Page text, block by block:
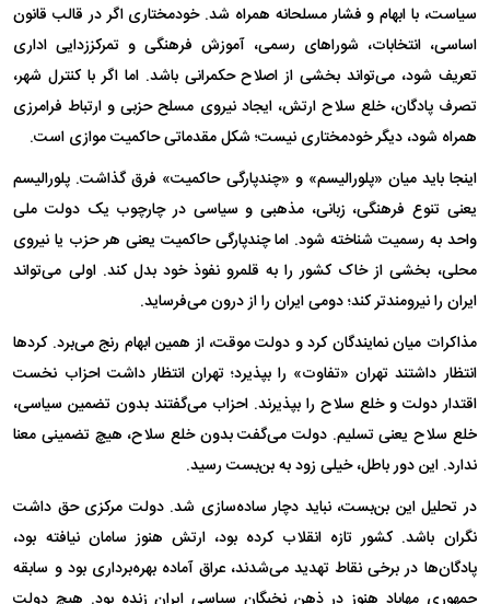
سیاست، با ابهام و فشار مسلحانه همراه شد. خودمختاری اگر در قالب قانون
اساسی، انتخابات، شورا‌های رسمی، آموزش فرهنگی و تمرکززدایی اداری
تعریف شود، می‌تواند بخشی از اصلاح حکمرانی باشد. اما اگر با کنترل شهر،
تصرف پادگان، خلع سلاح ارتش، ایجاد نیروی مسلح حزبی و ارتباط فرامرزی
همراه شود، دیگر خودمختاری نیست؛ شکل مقدماتی حاکمیت موازی است.
اینجا باید میان «پلورالیسم» و «چندپارگی حاکمیت» فرق گذاشت. پلورالیسم
یعنی تنوع فرهنگی، زبانی، مذهبی و سیاسی در چارچوب یک دولت ملی
واحد به رسمیت شناخته شود. اما چندپارگی حاکمیت یعنی هر حزب یا نیروی
محلی، بخشی از خاک کشور را به قلمرو نفوذ خود بدل کند. اولی می‌تواند
ایران را نیرومندتر کند؛ دومی ایران را از درون می‌فرساید.
مذاکرات میان نمایندگان کرد و دولت موقت، از همین ابهام رنج می‌برد. کرد‌ها
انتظار داشتند تهران «تفاوت» را بپذیرد؛ تهران انتظار داشت احزاب نخست
اقتدار دولت و خلع سلاح را بپذیرند. احزاب می‌گفتند بدون تضمین سیاسی،
خلع سلاح یعنی تسلیم. دولت می‌گفت بدون خلع سلاح، هیچ تضمینی معنا
ندارد. این دور باطل، خیلی زود به بن‌بست رسید.
در تحلیل این بن‌بست، نباید دچار ساده‌سازی شد. دولت مرکزی حق داشت
نگران باشد. کشور تازه انقلاب کرده بود، ارتش هنوز سامان نیافته بود،
پادگان‌ها در برخی نقاط تهدید می‌شدند، عراق آماده بهره‌برداری بود و سابقه